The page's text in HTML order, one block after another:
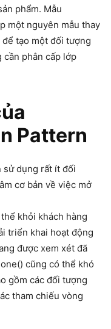
phẩm. Mẫu
một nguyên mẫu thay
tạo một đối tượng
cần phân cấp lớp
Pattern
sử dụng rất ít đối
cơ bản về việc mở
khỏi khách hàng
triển khai hoạt động
được xem xét đã
cũng có thể khó
gồm các đối tượng
tham chiếu vòng